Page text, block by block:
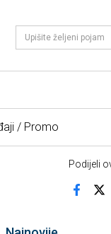
/ Promo
Podijeli